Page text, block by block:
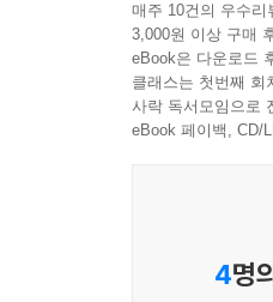
음이 필요하다.
러내기 위해서
--- p.282
어느 지독한 애
“고전부터 먼저
독서를 시작하는
물건이 아니라
매주 10건의 우수
3,000원 이상 구매
eBook은 다운로드
클래스는 첫번째 회
사락 독서모임으로
eBook 페이백, CD/
4명